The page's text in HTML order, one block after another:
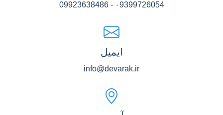
۰9399726054 - 09923638486
ایمیل
info@devarak.ir